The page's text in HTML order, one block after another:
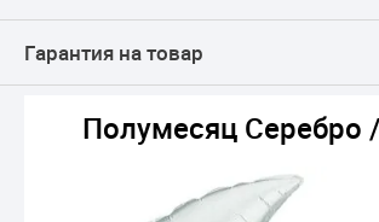
Гарантия на товар
Воздушные шары
Фольгированные
Полумесяц Серебро / Silver
Полумесяц Серебро